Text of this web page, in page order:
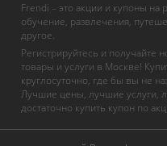
Frendi – это акции и купоны
обучение, развлечения,
другое.
Регистрируйтесь и получайте
товары и услуги в Москве!
круглосуточно, где бы вы не
Лучшие цены, лучшие услуги,
достаточно купить купон по